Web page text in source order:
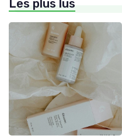
Les plus lus